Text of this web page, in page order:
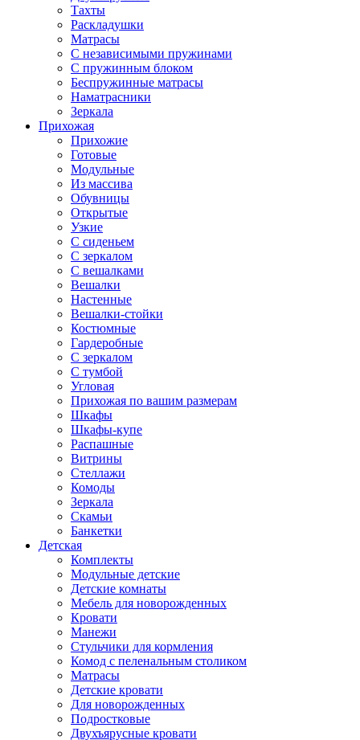
Тахты
Раскладушки
Матрасы
С независимыми пружинами
С пружинным блоком
Беспружинные матрасы
Наматрасники
Зеркала
Прихожая
Прихожие
Готовые
Модульные
Из массива
Обувницы
Открытые
Узкие
С сиденьем
С зеркалом
С вешалками
Вешалки
Настенные
Вешалки-стойки
Костюмные
Гардеробные
С зеркалом
С тумбой
Угловая
Прихожая по вашим размерам
Шкафы
Шкафы-купе
Распашные
Витрины
Стеллажи
Комоды
Зеркала
Скамьи
Банкетки
Детская
Комплекты
Модульные детские
Детские комнаты
Мебель для новорожденных
Кровати
Манежи
Стульчики для кормления
Комод с пеленальным столиком
Матрасы
Детские кровати
Для новорожденных
Подростковые
Двухъярусные кровати